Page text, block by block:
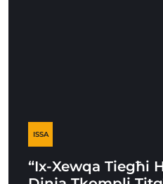
ISSA
“Ix-Xewqa Tiegħi